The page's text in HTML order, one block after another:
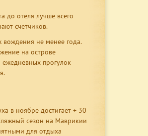
до отеля лучше всего
счетчиков.
вождения не менее года.
на острове
прогулок
в ноябре достигает + 30
сезон на Маврикии
для отдыха